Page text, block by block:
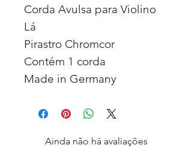
Corda Avulsa para Violino
Lá
Pirastro Chromcor
Contém 1 corda
Made in Germany
Ainda não há avaliações